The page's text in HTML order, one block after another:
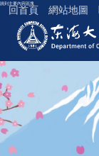
跳到主要內容區塊
回首頁 網站地圖
東海大學logo